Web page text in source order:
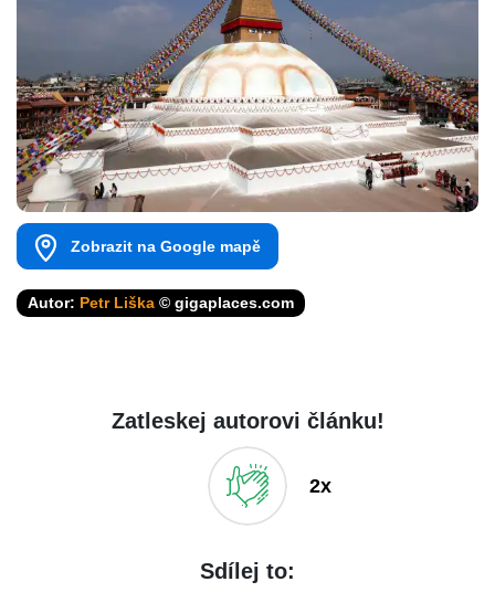
Zobrazit na Google mapě
Autor: Petr Liška © gigaplaces.com
Zatleskej autorovi článku!
2x
Sdílej to: